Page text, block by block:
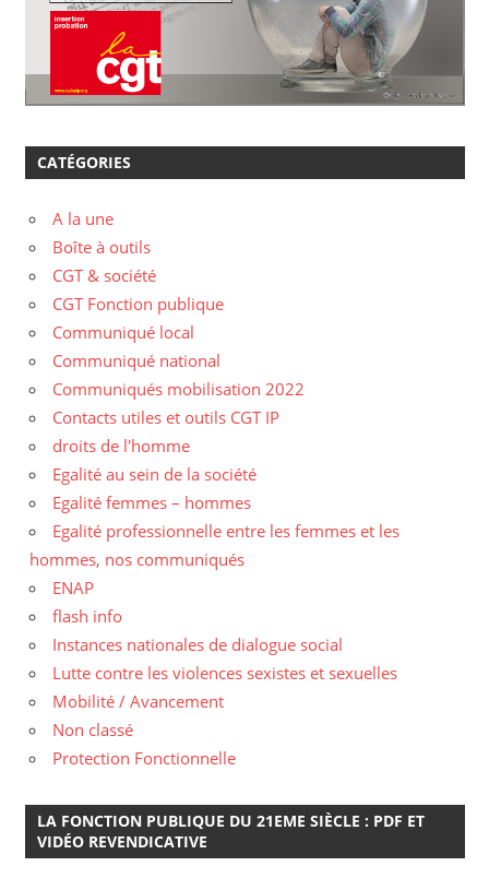
CATÉGORIES
A la une
Boîte à outils
CGT & société
CGT Fonction publique
Communiqué local
Communiqué national
Communiqués mobilisation 2022
Contacts utiles et outils CGT IP
droits de l'homme
Egalité au sein de la société
Egalité femmes – hommes
Egalité professionnelle entre les femmes et les
hommes, nos communiqués
ENAP
flash info
Instances nationales de dialogue social
Lutte contre les violences sexistes et sexuelles
Mobilité / Avancement
Non classé
Protection Fonctionnelle
LA FONCTION PUBLIQUE DU 21EME SIÈCLE : PDF ET
VIDÉO REVENDICATIVE